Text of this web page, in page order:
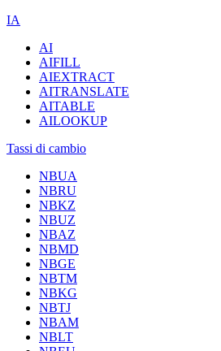
IA
AI
AIFILL
AIEXTRACT
AITRANSLATE
AITABLE
AILOOKUP
Tassi di cambio
NBUA
NBRU
NBKZ
NBUZ
NBAZ
NBMD
NBGE
NBTM
NBKG
NBTJ
NBAM
NBLT